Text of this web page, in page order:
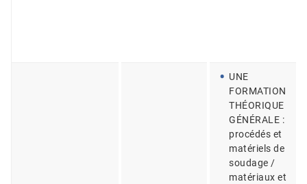
UNE
FORMATION
THÉORIQUE
GÉNÉRALE :
procédés et
matériels de
soudage /
matériaux et